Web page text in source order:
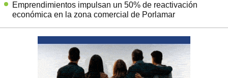
Emprendimientos impulsan un 50% de reactivación
económica en la zona comercial de Porlamar